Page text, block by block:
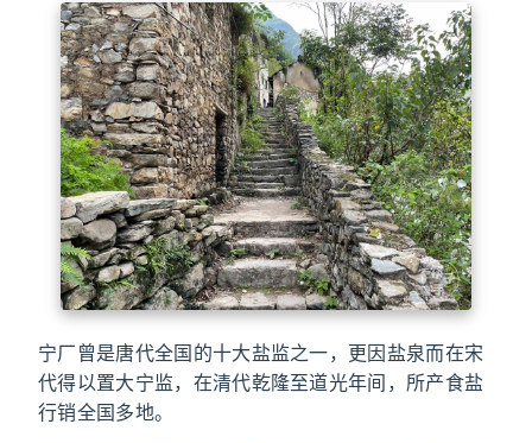
宁厂曾是唐代全国的十大盐监之一，更因盐泉而在宋
代得以置大宁监，在清代乾隆至道光年间，所产食盐
行销全国多地。